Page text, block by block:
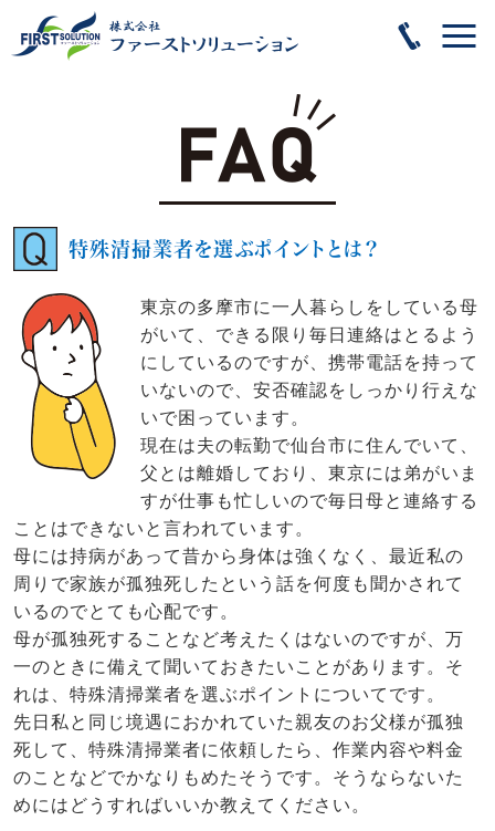
特殊清掃業者を選ぶポイントとは？
東京の多摩市に一人暮らしをしている母
がいて、できる限り毎日連絡はとるよう
にしているのですが、携帯電話を持って
いないので、安否確認をしっかり行えな
いで困っています。
現在は夫の転勤で仙台市に住んでいて、
父とは離婚しており、東京には弟がいま
すが仕事も忙しいので毎日母と連絡する
ことはできないと言われています。
母には持病があって昔から身体は強くなく、最近私の
周りで家族が孤独死したという話を何度も聞かされて
いるのでとても心配です。
母が孤独死することなど考えたくはないのですが、万
一のときに備えて聞いておきたいことがあります。そ
れは、特殊清掃業者を選ぶポイントについてです。
先日私と同じ境遇におかれていた親友のお父様が孤独
死して、特殊清掃業者に依頼したら、作業内容や料金
のことなどでかなりもめたそうです。そうならないた
めにはどうすればいいか教えてください。